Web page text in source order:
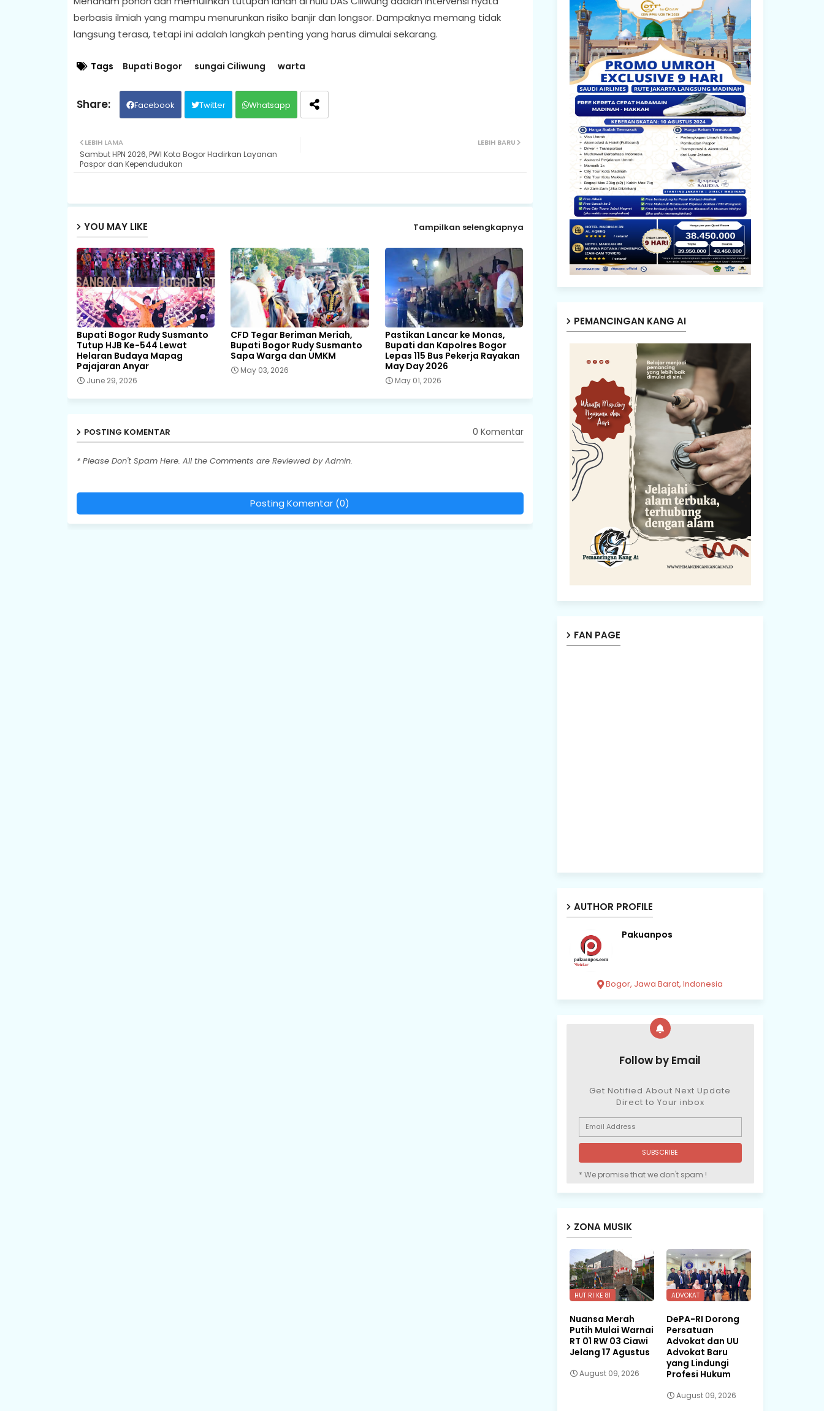
berbasis ilmiah yang mampu menurunkan risiko banjir dan longsor. Dampaknya memang tidak
langsung terasa, tetapi ini adalah langkah penting yang harus dimulai sekarang.
Tags Bupati Bogor sungai Ciliwung warta
Facebook Twitter Whatsapp
LEBIH BARU
LEBIH LAMA
Sambut HPN 2026, PWI Kota Bogor Hadirkan Layanan
Paspor dan Kependudukan
YOU MAY LIKE Tampilkan selengkapnya
Bupati Bogor Rudy Susmanto
Tutup HJB Ke-544 Lewat
Helaran Budaya Mapag
Pajajaran Anyar
June 29, 2026
CFD Tegar Beriman Meriah,
Bupati Bogor Rudy Susmanto
Sapa Warga dan UMKM
May 03, 2026
Pastikan Lancar ke Monas,
Bupati dan Kapolres Bogor
Lepas 115 Bus Pekerja Rayakan
May Day 2026
May 01, 2026
POSTING KOMENTAR 0 Komentar
* Please Don't Spam Here. All the Comments are Reviewed by Admin.
Posting Komentar (0)
PEMANCINGAN KANG AI
FAN PAGE
AUTHOR PROFILE
Pakuanpos
Bogor, Jawa Barat, Indonesia
Follow by Email
Get Notified About Next Update
Direct to Your inbox
* We promise that we don't spam !
ZONA MUSIK
HUT RI KE 81
Nuansa Merah
Putih Mulai Warnai
RT 01 RW 03 Ciawi
Jelang 17 Agustus
August 09, 2026
ADVOKAT
DePA-RI Dorong
Persatuan
Advokat dan UU
Advokat Baru
yang Lindungi
Profesi Hukum
August 09, 2026